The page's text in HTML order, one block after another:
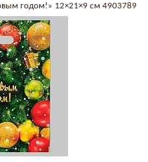
годом!» 12×21×9 см 4903789